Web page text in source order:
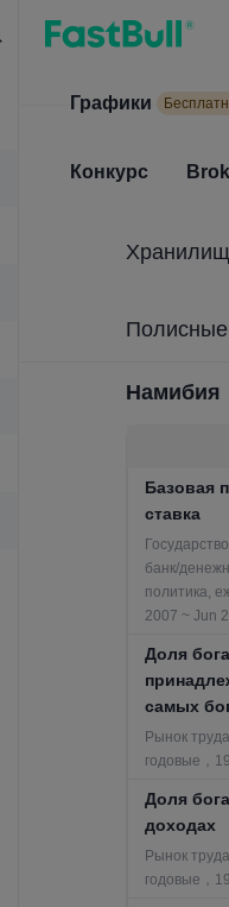
Поиск
Графики
Конкурс
Полисные
Намибия
Базовая
ставка
банк/
политика,
2007 ~ Jun
Доля
самых
Рынок
годовые，
Доля
доходах
Рынок
годовые，